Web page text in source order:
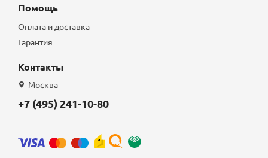
Помощь
Оплата и доставка
Гарантия
Контакты
Москва
+7 (495) 241-10-80